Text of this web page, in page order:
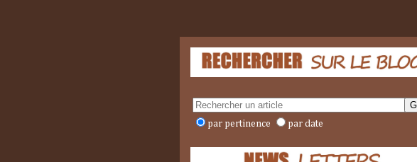
par pertinence par date